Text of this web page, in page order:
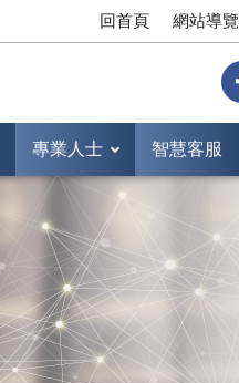
回首頁 網站導覽
專業人士 智慧客服